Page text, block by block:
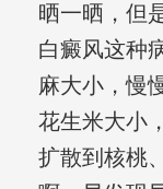
晒一晒，但
白癜风这种
麻大小，慢
花生米大小
扩散到核桃